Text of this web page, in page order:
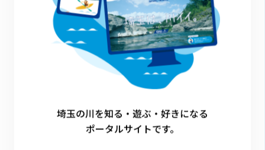
・リバ犬部門については、脱走や沈溺等の危険
を避けるため、リードは外さず、愛犬から目を
離さないようにしてください。
・応募にはTwitter、Instagramアカウント登
埼玉の川を知る・遊ぶ・好きになる
ポータルサイトです。